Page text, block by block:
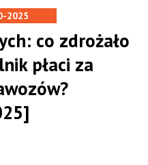
2025
co zdrożało
płaci za